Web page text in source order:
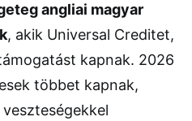
angliai magyar
, akik Universal Creditet,
kapnak. 2026
többet kapnak,